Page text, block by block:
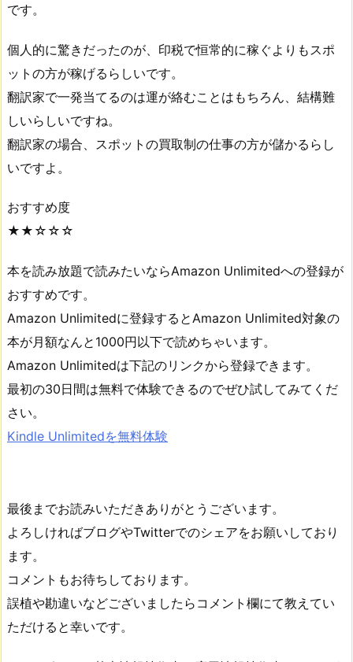
です。
個人的に驚きだったのが、印税で恒常的に稼ぐよりもスポ
ットの方が稼げるらしいです。
翻訳家で一発当てるのは運が絡むことはもちろん、結構難
しいらしいですね。
翻訳家の場合、スポットの買取制の仕事の方が儲かるらし
いですよ。
おすすめ度
★★☆☆☆
本を読み放題で読みたいならAmazon Unlimitedへの登録が
おすすめです。
Amazon Unlimitedに登録するとAmazon Unlimited対象の
本が月額なんと1000円以下で読めちゃいます。
Amazon Unlimitedは下記のリンクから登録できます。
最初の30日間は無料で体験できるのでぜひ試してみてくだ
さい。
Kindle Unlimitedを無料体験
最後までお読みいただきありがとうございます。
よろしければブログやTwitterでのシェアをお願いしており
ます。
コメントもお待ちしております。
誤植や勘違いなどございましたらコメント欄にて教えてい
ただけると幸いです。